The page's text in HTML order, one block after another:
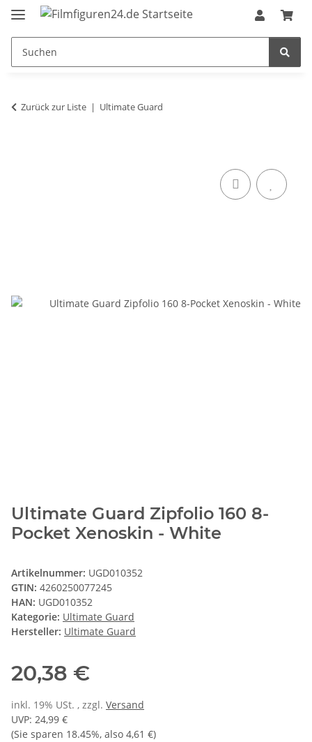
Zurück zur Liste Ultimate Guard
Ultimate Guard Zipfolio 160 8-
Pocket Xenoskin - White
Artikelnummer: UGD010352
GTIN: 4260250077245
HAN: UGD010352
Kategorie: Ultimate Guard
Hersteller: Ultimate Guard
20,38 €
inkl. 19% USt. , zzgl. Versand
UVP: 24,99 €
(Sie sparen 18.45%, also 4,61 €)